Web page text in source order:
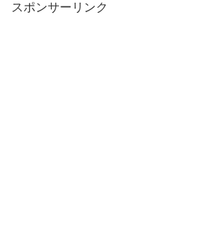
スポンサーリンク